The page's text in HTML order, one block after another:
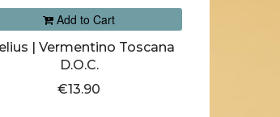
Add to Cart
| Vermentino Toscana
D.O.C.
€13.90